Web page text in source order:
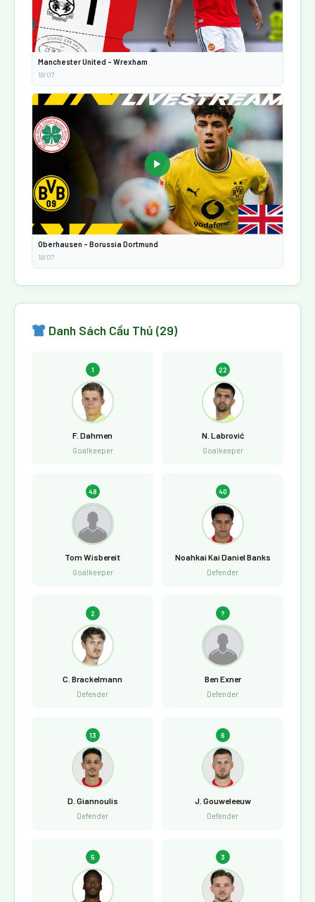
Manchester United - Wrexham
18/07
▶
Oberhausen - Borussia Dortmund
18/07
Danh Sách Cầu Thủ (29)
1
F. Dahmen
Goalkeeper
22
N. Labrović
Goalkeeper
48
Tom Wisbereit
Goalkeeper
40
Noahkai Kai Daniel Banks
Defender
2
C. Brackelmann
Defender
?
Ben Exner
Defender
13
D. Giannoulis
Defender
6
J. Gouweleeuw
Defender
5 3